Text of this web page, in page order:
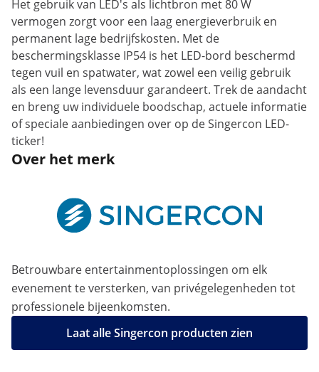
Het gebruik van LED's als lichtbron met 80 W
vermogen zorgt voor een laag energieverbruik en
permanent lage bedrijfskosten. Met de
beschermingsklasse IP54 is het LED-bord beschermd
tegen vuil en spatwater, wat zowel een veilig gebruik
als een lange levensduur garandeert. Trek de aandacht
en breng uw individuele boodschap, actuele informatie
of speciale aanbiedingen over op de Singercon LED-
ticker!
Over het merk
Betrouwbare entertainmentoplossingen om elk
evenement te versterken, van privégelegenheden tot
professionele bijeenkomsten.
Laat alle Singercon producten zien